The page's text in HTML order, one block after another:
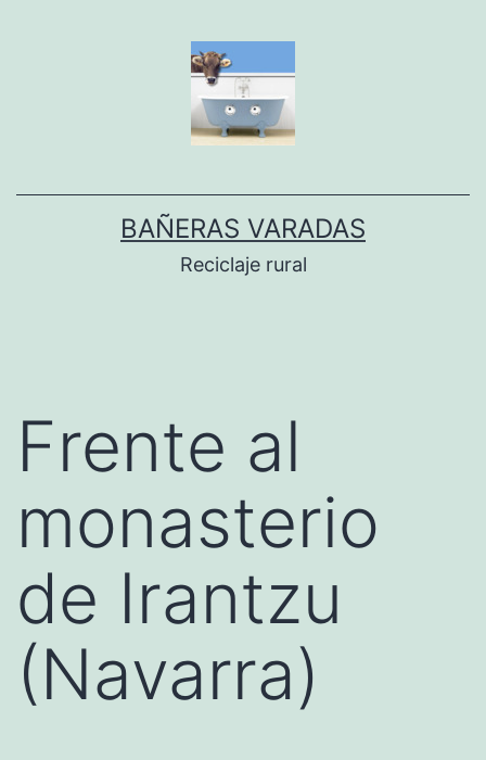
BAÑERAS VARADAS
Reciclaje rural
Frente al
monasterio
de Irantzu
(Navarra)